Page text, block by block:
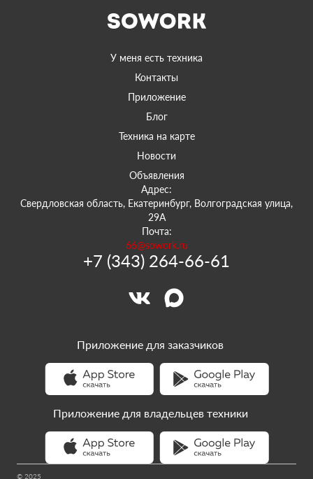
У меня есть техника
Контакты
Приложение
Блог
Техника на карте
Новости
Объявления
Адрес:
Свердловская область, Екатеринбург, Волгоградская улица,
29А
Почта:
66@sowork.ru
+7 (343) 264-66-61
© 2025
Приложение для заказчиков
Приложение для владельцев техники